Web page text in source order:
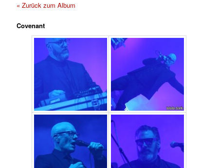
« Zurück zum Album
Covenant